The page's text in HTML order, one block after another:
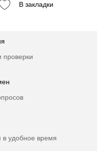
В закладки
проверки
удобное время